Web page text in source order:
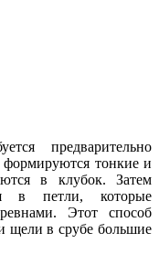
предварительно
формируются тонкие и
в клубок. Затем
в петли, которые
Этот способ
щели в срубе большие